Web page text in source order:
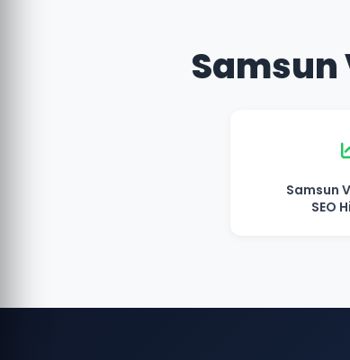
Samsun
SEO